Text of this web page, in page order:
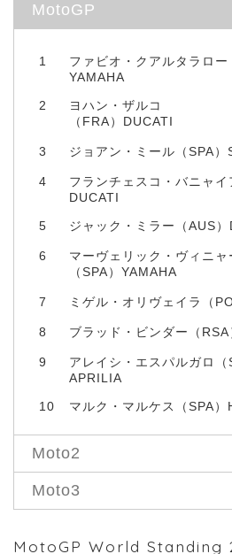
MotoGP
1
ファビオ・クアルタラロー
YAMAHA
2
ヨハン・ザルコ
（FRA）DUCATI
3 ジョアン・ミール（SPA）
4
フランチェスコ・バニャイ
DUCATI
5 ジャック・ミラー（AUS
6
マーヴェリック・ヴィニャ
（SPA）YAMAHA
7 ミゲル・オリヴェイラ（
8 ブラッド・ビンダー（
9
アレイシ・エスパルガロ（
APRILIA
10 マルク・マルケス（SPA）
Moto2
Moto3
MotoGP World Standing